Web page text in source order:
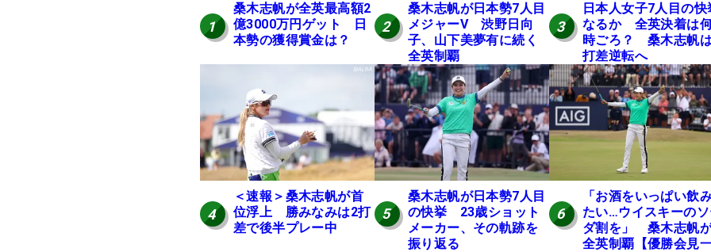
1
桑木志帆が全英最高額2
億3000万円ゲット 日
本勢の獲得賞金は？
2
桑木志帆が日本勢7人目
メジャーV 渋野日向
子、山下美夢有に続く
全英制覇
3
日本人女子7人目の快
なるか 全英決着は
時ごろ？ 桑木志帆
打差逆転へ
4
＜速報＞桑木志帆が首
位浮上 勝みなみは2打
差で後半プレー中
5
桑木志帆が日本勢7人目
の快挙 23歳ショット
メーカー、その軌跡を
振り返る
6
「お酒をいっぱい飲
たい…ウイスキーの
ダ割を」 桑木志帆
全英制覇【優勝会見